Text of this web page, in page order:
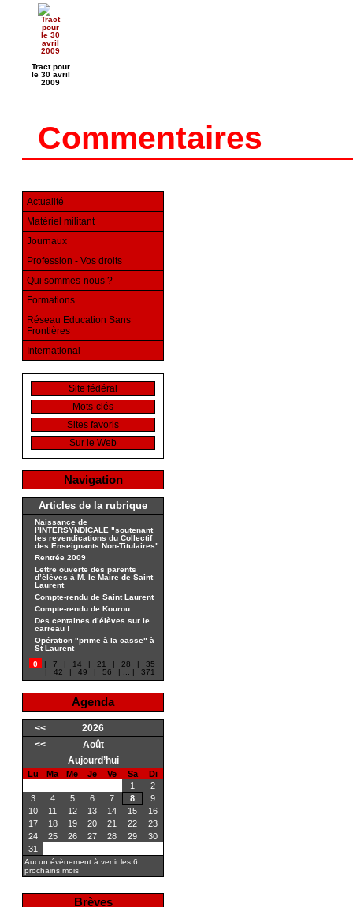
Tract pour
le 30 avril
2009
Commentaires
Actualité
Matériel militant
Journaux
Profession - Vos droits
Qui sommes-nous ?
Formations
Réseau Education Sans
Frontières
International
Site fédéral
Mots-clés
Sites favoris
Sur le Web
Navigation
Articles de la rubrique
Naissance de
l’INTERSYNDICALE "soutenant
les revendications du Collectif
des Enseignants Non-Titulaires"
Rentrée 2009
Lettre ouverte des parents
d’élèves à M. le Maire de Saint
Laurent
Compte-rendu de Saint Laurent
Compte-rendu de Kourou
Des centaines d’élèves sur le
carreau !
Opération "prime à la casse" à
St Laurent
0
7 14 21 28
35
42 49 56 ... 371
Agenda
<<
2026
<<
Août
Aujourd’hui
Lu Ma Me Je Ve Sa
Di
1
2
3
4 5 6 7 8
9
10
11 12 13 14 15
16
17
18 19 20 21 22
23
24
25 26 27 28 29
30
31
Aucun évènement à venir les 6
prochains mois
Brèves